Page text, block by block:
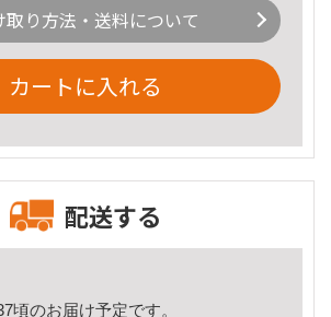
取り方法・送料について
カートに入れる
配送する
頃のお届け予定です。